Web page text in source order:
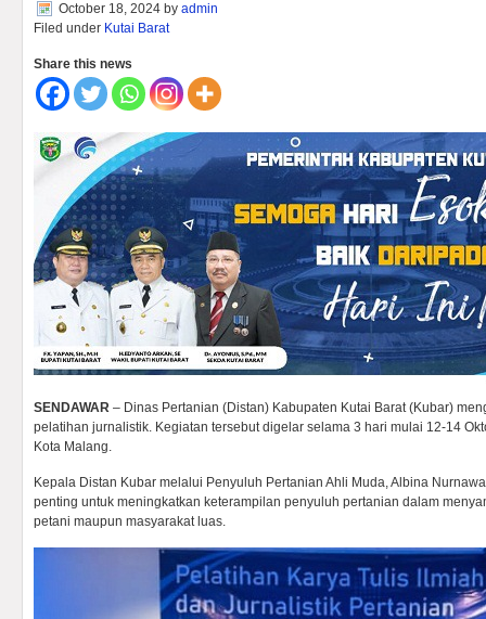
October 18, 2024 by admin
Filed under Kutai Barat
Share this news
SENDAWAR – Dinas Pertanian (Distan) Kabupaten Kutai Barat (Kubar)
pelatihan jurnalistik. Kegiatan tersebut digelar selama 3 hari mulai 12-14
Kota Malang.
Kepala Distan Kubar melalui Penyuluh Pertanian Ahli Muda, Albina
penting untuk meningkatkan keterampilan penyuluh pertanian dalam
petani maupun masyarakat luas.